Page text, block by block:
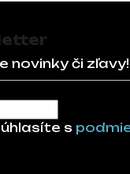
novinky či zľavy!
s